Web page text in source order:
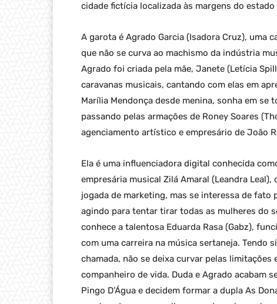
cidade fictícia localizada às margens do estado
A garota é Agrado Garcia (Isadora Cruz), uma
que não se curva ao machismo da indústria
Agrado foi criada pela mãe, Janete (Letícia
caravanas musicais, cantando com elas em
Marília Mendonça desde menina, sonha em
passando pelas armações de Roney Soares
agenciamento artístico e empresário de João
Ela é uma influenciadora digital conhecida
empresária musical Zilá Amaral (Leandra
jogada de marketing, mas se interessa de
agindo para tentar tirar todas as mulheres do
conhece a talentosa Eduarda Rasa (Gabz),
com uma carreira na música sertaneja. Tendo
chamada, não se deixa curvar pelas
companheiro de vida. Duda e Agrado acabam
Pingo D’Água e decidem formar a dupla As